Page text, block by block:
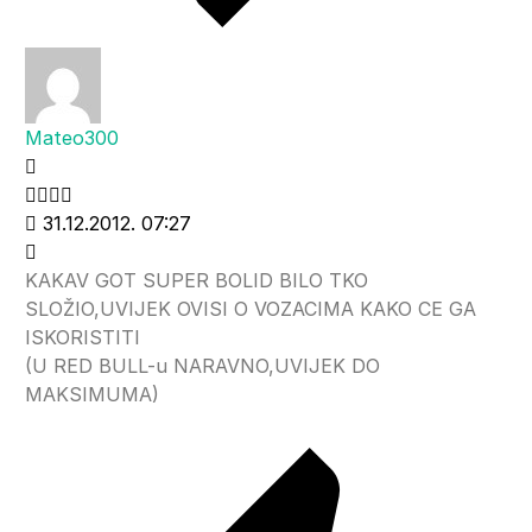
Mateo300
31.12.2012. 07:27
KAKAV GOT SUPER BOLID BILO TKO
SLOŽIO,UVIJEK OVISI O VOZACIMA KAKO CE GA
ISKORISTITI
(U RED BULL-u NARAVNO,UVIJEK DO
MAKSIMUMA)